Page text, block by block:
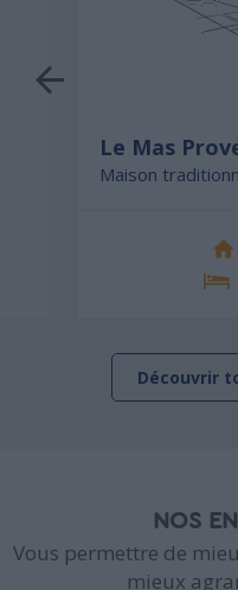
Le Mas
Maison
Découvrir
NOS
Vous permettre de
mieux